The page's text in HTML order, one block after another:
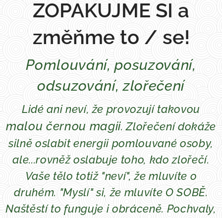
ZOPAKUJME SI a
změňme to / se!
Pomlouvání, posuzování,
odsuzování, zlořečení
Lidé ani neví, že provozují takovou
malou černou magii. Zlořečení dokáže
silně oslabit energii pomlouvané osoby,
ale...rovněž oslabuje toho, kdo zlořečí.
Vaše tělo totiž "neví", že mluvíte o
druhém. "Myslí" si, že mluvíte O SOBĚ.
Naštěstí to funguje i obráceně. Pochvaly,